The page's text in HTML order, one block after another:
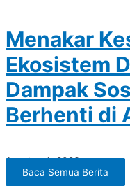
Menakar
Ekosistem
Dampak
Berhenti di
Agustus 4, 2026
Baca Semua Berita